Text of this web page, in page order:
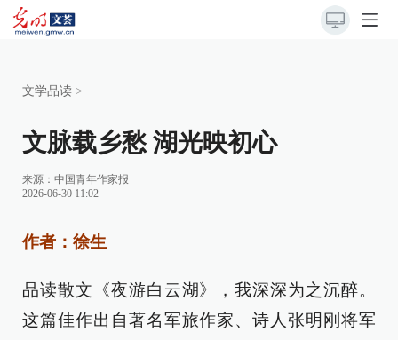
文学品读 >
文脉载乡愁 湖光映初心
来源： 中国青年作家报
2026-06-30 11:02
作者：徐生
品读散文《夜游白云湖》，我深深为之沉醉。
这篇佳作出自著名军旅作家、诗人张明刚将军